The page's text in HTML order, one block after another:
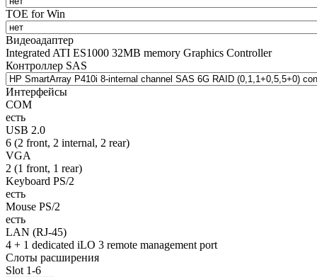
TOE for Win
Видеоадаптер
Integrated ATI ES1000 32MB memory Graphics Controller
Контроллер SAS
Интерфейсы
COM
есть
USB 2.0
6 (2 front, 2 internal, 2 rear)
VGA
2 (1 front, 1 rear)
Keyboard PS/2
есть
Mouse PS/2
есть
LAN (RJ-45)
4 + 1 dedicated iLO 3 remote management port
Слоты расширения
Slot 1-6